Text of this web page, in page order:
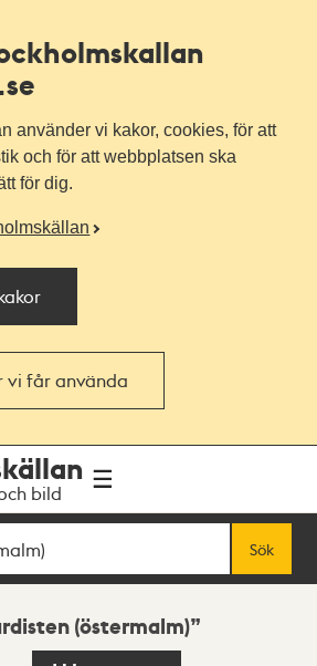
använder vi kakor, cookies, för att
och för att webbplatsen ska
för dig.
vi får använda
bild
Sök
(östermalm)